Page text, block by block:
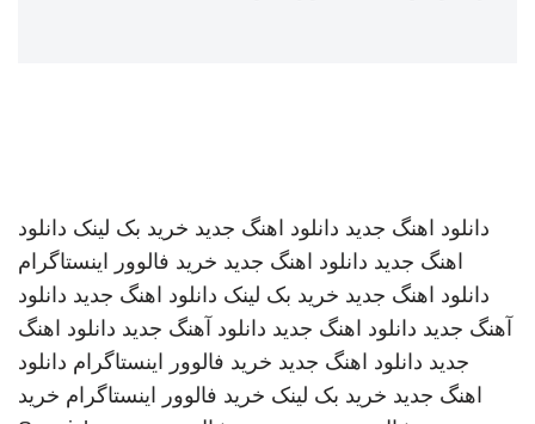
دانلود اهنگ جدید دانلود اهنگ جدید خرید بک لینک دانلود
اهنگ جدید دانلود اهنگ جدید خرید فالوور اینستاگرام
دانلود اهنگ جدید خرید بک لینک دانلود اهنگ جدید دانلود
آهنگ جدید دانلود اهنگ جدید دانلود آهنگ جدید دانلود اهنگ
جدید دانلود اهنگ جدید خرید فالوور اینستاگرام دانلود
اهنگ جدید خرید بک لینک خرید فالوور اینستاگرام خرید